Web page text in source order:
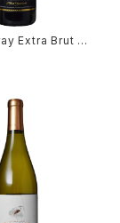
Extra Brut Re
Brunet